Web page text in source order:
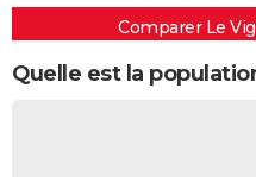
Comparer Le
Quelle est la